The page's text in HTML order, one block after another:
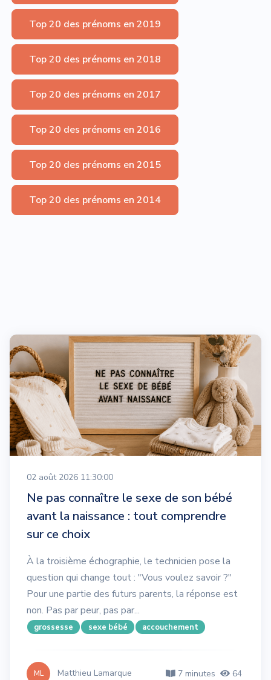
Top 20 des prénoms en 2019
Top 20 des prénoms en 2018
Top 20 des prénoms en 2017
Top 20 des prénoms en 2016
Top 20 des prénoms en 2015
Top 20 des prénoms en 2014
02 août 2026 11:30:00
Ne pas connaître le sexe de son bébé
avant la naissance : tout comprendre
sur ce choix
À la troisième échographie, le technicien pose la
question qui change tout : "Vous voulez savoir ?"
Pour une partie des futurs parents, la réponse est
non. Pas par peur, pas par...
grossesse sexe bébé accouchement
ML Matthieu Lamarque 7 minutes 64